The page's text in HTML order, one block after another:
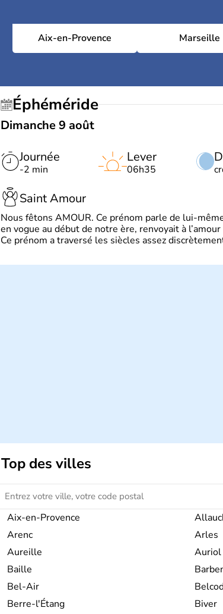
Aix-en-Provence Marseille
Éphéméride
Dimanche 9 août
Journée
-2 min
Lever
06h35
Saint Amour
Nous fêtons AMOUR. Ce prénom parle de lui-
en vogue au début de notre ère, renvoyait à
Ce prénom a traversé les siècles assez
Top des villes
Aix-en-Provence
Arenc
Arles
Aureille
Auriol
Baille
Bel-Air
Berre-l'Étang
Biver